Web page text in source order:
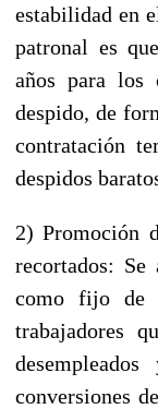
estabilidad en
patronal es
años para los
despido, de
contratación
despidos
2) Promoción
recortados:
como fijo de
trabajadores
conversiones